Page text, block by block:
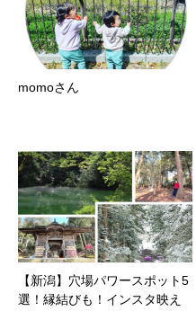
momoさん
【新潟】穴場パワースポット5
選！縁結びも！インスタ映え